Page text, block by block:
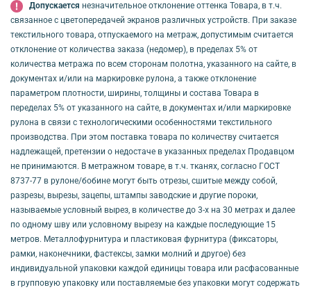
Допускается незначительное отклонение оттенка Товара, в т.ч.
связанное с цветопередачей экранов различных устройств. При заказе
текстильного товара, отпускаемого на метраж, допустимым считается
отклонение от количества заказа (недомер), в пределах 5% от
количества метража по всем сторонам полотна, указанного на сайте, в
документах и/или на маркировке рулона, а также отклонение
параметром плотности, ширины, толщины и состава Товара в
переделах 5% от указанного на сайте, в документах и/или маркировке
рулона в связи с технологическими особенностями текстильного
производства. При этом поставка товара по количеству считается
надлежащей, претензии о недостаче в указанных пределах Продавцом
не принимаются. В метражном товаре, в т.ч. тканях, согласно ГОСТ
8737-77 в рулоне/бобине могут быть отрезы, сшитые между собой,
разрезы, вырезы, зацепы, штампы заводские и другие пороки,
называемые условный вырез, в количестве до 3-х на 30 метрах и далее
по одному шву или условному вырезу на каждые последующие 15
метров. Металлофурнитура и пластиковая фурнитура (фиксаторы,
рамки, наконечники, фастексы, замки молний и другое) без
индивидуальной упаковки каждой единицы товара или расфасованные
в групповую упаковку или поставляемые без упаковки могут содержать